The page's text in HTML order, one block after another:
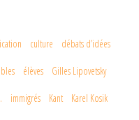
culture débats d’idées
élèves Gilles Lipovetsky
immigrés Kant Karel Kosik